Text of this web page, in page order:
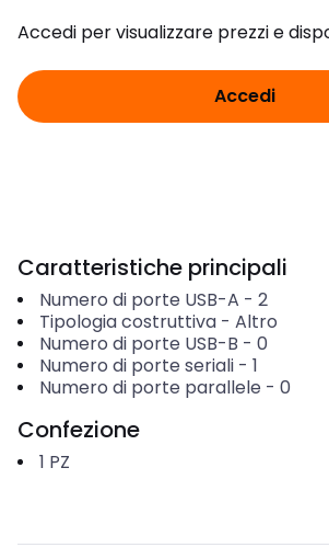
Accedi per visualizzare prezzi e
Accedi
Caratteristiche principali
Numero di porte USB-A - 2
Tipologia costruttiva- Altro
Numero di porte USB-B - 0
Numero di porte seriali- 1
Numero di porte parallele - 0
Confezione
1 PZ